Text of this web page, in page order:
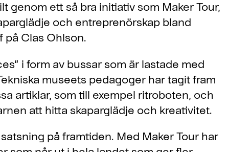
genom ett så bra initiativ som Maker Tour,
och entreprenörskap bland
på Clas Ohlson.
i form av bussar som är lastade med
museets pedagoger har tagit fram
artiklar, som till exempel ritroboten, och
att hitta skaparglädje och kreativitet.
på framtiden. Med Maker Tour har